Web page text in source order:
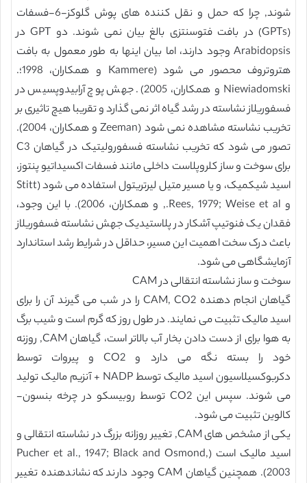
شوند, چرا که حمل و نقل کننده های پوش گلوکز-6-فسفات
(GPTs) در بافت فتوسنتزی بالغ بیان نمی شوند. دو GPT در
Arabidopsis وجود دارند، اما بیان اینها به طور معمول به بافت
هتروتروف محصور می شود (Kammere و همکاران، 1998؛.
Niewiadomski و همکاران، 2005). جهش پوچ آرابیدوپسیس در
فسفوریلاز نشاسته در رشد گیاه اثر نمی گذارد و تقریبا هیچ تاثیری بر
تخریب نشاسته مشاهده نمی شود (Zeeman و همکاران، 2004).
تصور می شود که تخریب نشاسته فسفورولیتیک در گیاهان C3
برای سوخت و ساز کلروپلاست داخلی مانند فسفات اکسیداتیو پنتوز،
اسید شیکمیک، و یا مسیر متیل لیرتریتول استفاده می شود (Stitt
و Rees, 1979; Weise et al., و همکاران، 2006). با این وجود،
فقدان یک فنوتیپ آشکار در پلاستیدیک جهش نشاسته فسفوریلاز
باعث درک سخت اهمیت این مسیر، حداقل در شرایط رشد استاندارد
آزمایشگاهی می شود.
سوخت و ساز نشاسته انتقالی در CAM
گیاهان انجام دهنده CAM, CO2 را در شب می گیرند آن را برای
اسید مالیک تثبیت می نمایند. در طول روز که گرم است و شیب برگ
به هوا برای از دست دادن بخار آب بالاتر است، گیاهان CAM, روزنه
خود را بسته نگه می دارد و CO2 و پیروات توسط
دکربوکسیلاسیون اسید مالیک توسط NADP + آنزیم مالیک تولید
می شوند. سپس این CO2 توسط روبیسکو در چرخه بنسون-
کالوین تثبیت می شود.
یکی از مشخص های CAM, تغییر روزانه بزرگ در نشاسته انتقالی و
اسید مالیک است (Pucher et al., 1947; Black and Osmond,
2003). همچنین گیاهان CAM وجود دارند که نشاندهنده تغییر